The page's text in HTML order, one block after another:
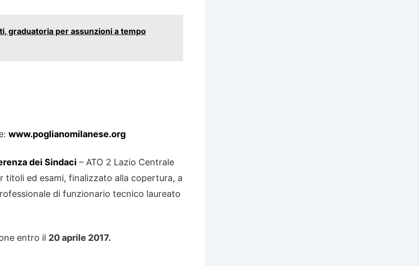
graduatoria per assunzioni a tempo
www.poglianomilanese.org
dei Sindaci – ATO 2 Lazio Centrale
titoli ed esami, finalizzato alla copertura, a
di funzionario tecnico laureato
entro il 20 aprile 2017.